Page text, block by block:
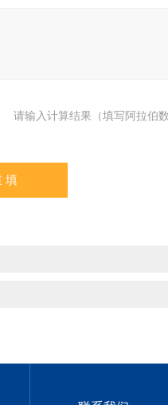
请输入计算结果（填写阿拉伯